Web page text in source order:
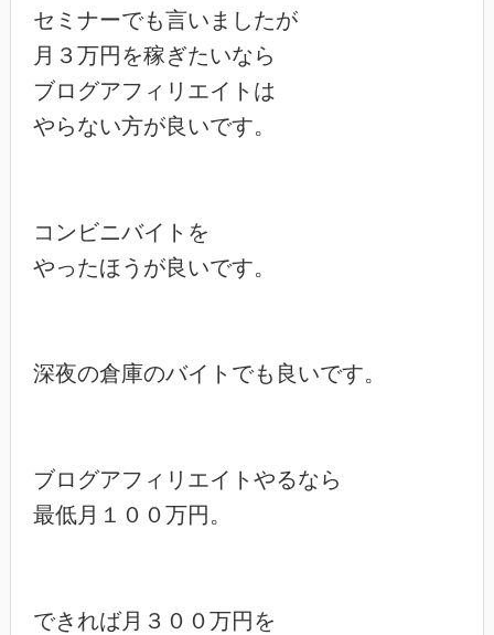
セミナーでも言いましたが
月３万円を稼ぎたいなら
ブログアフィリエイトは
やらない方が良いです。
コンビニバイトを
やったほうが良いです。
深夜の倉庫のバイトでも良いです。
ブログアフィリエイトやるなら
最低月１００万円。
できれば月３００万円を